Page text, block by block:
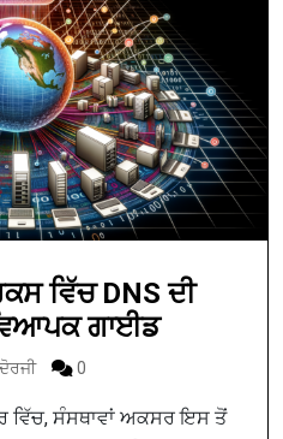
ਵਿੱਚ DNS ਦੀ
ਗਾਈਡ
0
ਵਿੱਚ, ਸੰਸਥਾਵਾਂ ਅਕਸਰ ਇਸ ਤੋਂ